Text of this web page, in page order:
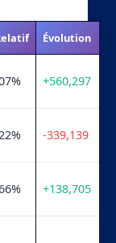
Évolution
+560,297
-339,139
+138,705